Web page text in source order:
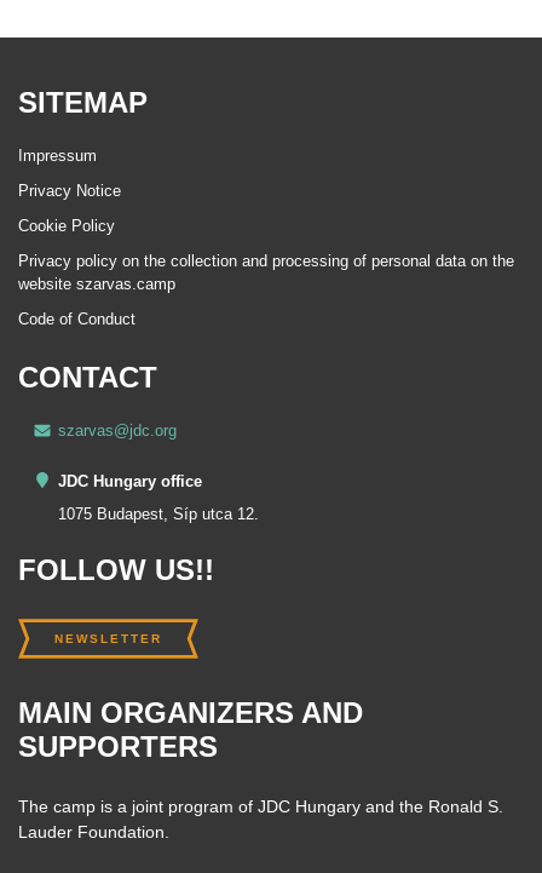
SITEMAP
Impressum
Privacy Notice
Cookie Policy
Privacy policy on the collection and processing of personal data on the
website szarvas.camp
Code of Conduct
CONTACT
szarvas@jdc.org
JDC Hungary office
1075 Budapest, Síp utca 12.
FOLLOW US!!
NEWSLETTER
MAIN ORGANIZERS AND
SUPPORTERS
The camp is a joint program of JDC Hungary and the Ronald S.
Lauder Foundation.